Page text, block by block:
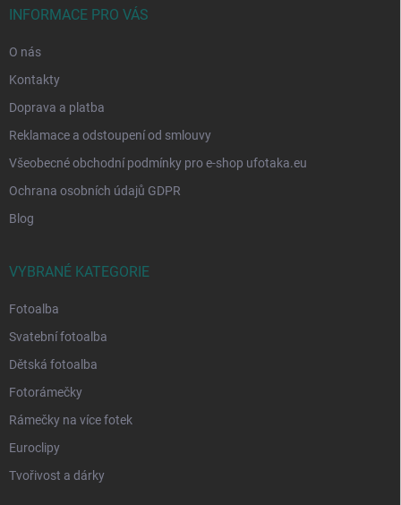
INFORMACE PRO VÁS
O nás
Kontakty
Doprava a platba
Reklamace a odstoupení od smlouvy
Všeobecné obchodní podmínky pro e-shop ufotaka.eu
Ochrana osobních údajů GDPR
Blog
VYBRANÉ KATEGORIE
Fotoalba
Svatební fotoalba
Dětská fotoalba
Fotorámečky
Rámečky na více fotek
Euroclipy
Tvořivost a dárky